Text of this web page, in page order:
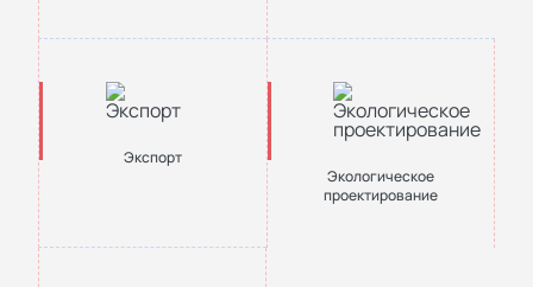
Экспорт
Экологическое
проектирование